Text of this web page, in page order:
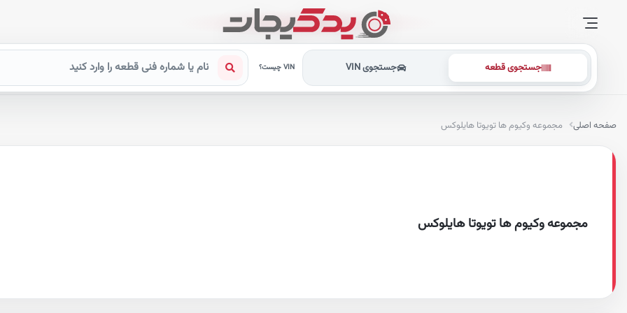
جستجوی قطعه جستجوی VIN VIN چیست؟
صفحه اصلی مجموعه وکیوم ها تویوتا هایلوکس
مجموعه وکیوم ها تویوتا هایلوکس